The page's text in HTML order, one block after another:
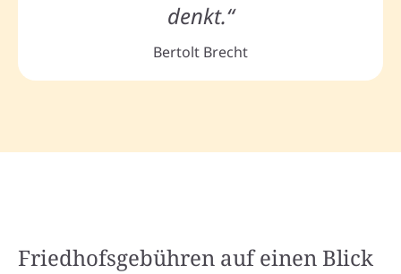
denkt.“
Bertolt Brecht
Friedhofsgebühren auf einen Blick